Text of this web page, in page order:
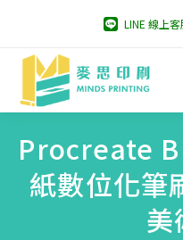
LINE 線上
Procreate
紙數位化
美